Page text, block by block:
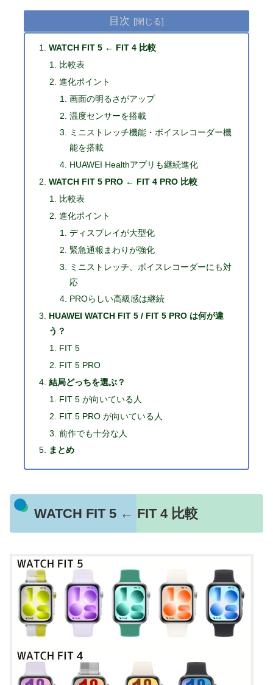
目次
WATCH FIT 5 ← FIT 4 比較
比較表
進化ポイント
画面の明るさがアップ
温度センサーを搭載
ミニストレッチ機能・ボイスレコーダー機
能を搭載
HUAWEI Healthアプリも継続進化
WATCH FIT 5 PRO ← FIT 4 PRO 比較
比較表
進化ポイント
ディスプレイが大型化
緊急通報まわりが強化
ミニストレッチ、ボイスレコーダーにも対
応
PROらしい高級感は継続
HUAWEI WATCH FIT 5 / FIT 5 PRO は何が違
う？
FIT 5
FIT 5 PRO
結局どっちを選ぶ？
FIT 5 が向いている人
FIT 5 PRO が向いている人
前作でも十分な人
まとめ
WATCH FIT 5 ← FIT 4 比較